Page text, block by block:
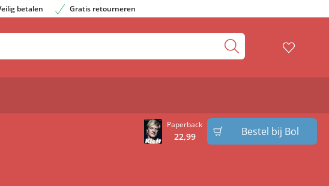
betalen Gratis retourneren
Paperback
22,99 Bestel bij Bol